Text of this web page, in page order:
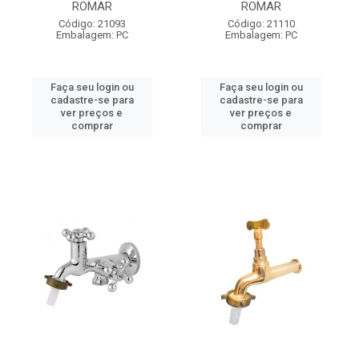
ROMAR
Código: 21093
Embalagem: PC
Faça seu login ou
cadastre-se para
ver preços e
comprar
ROMAR
Código: 21110
Embalagem: PC
Faça seu login ou
cadastre-se para
ver preços e
comprar